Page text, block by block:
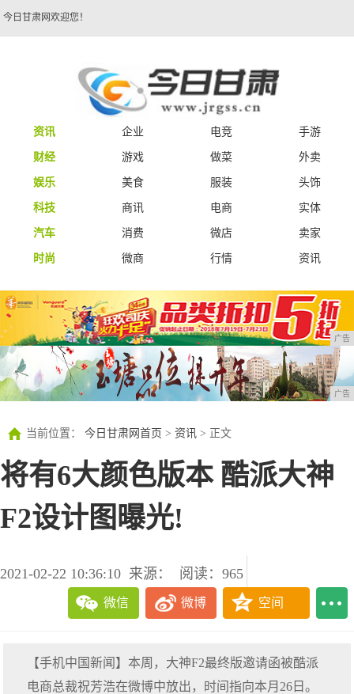
今日甘肃网欢迎您！
资讯 企业 电竞
手游
财经
游戏 做菜
外卖
娱乐
美食 服装
头饰
科技
商讯 电商
实体
汽车
消费 微店
卖家
时尚
微商 行情 资讯
广告
广告
当前位置： 今日甘肃网首页 > 资讯 > 正文
将有6大颜色版本 酷派大神
F2设计图曝光!
2021-02-22 10:36:10 来源： 阅读：965
微信 微博 空间
【手机中国新闻】本周，大神F2最终版邀请函被酷派
电商总裁祝芳浩在微博中放出，时间指向本月26日。